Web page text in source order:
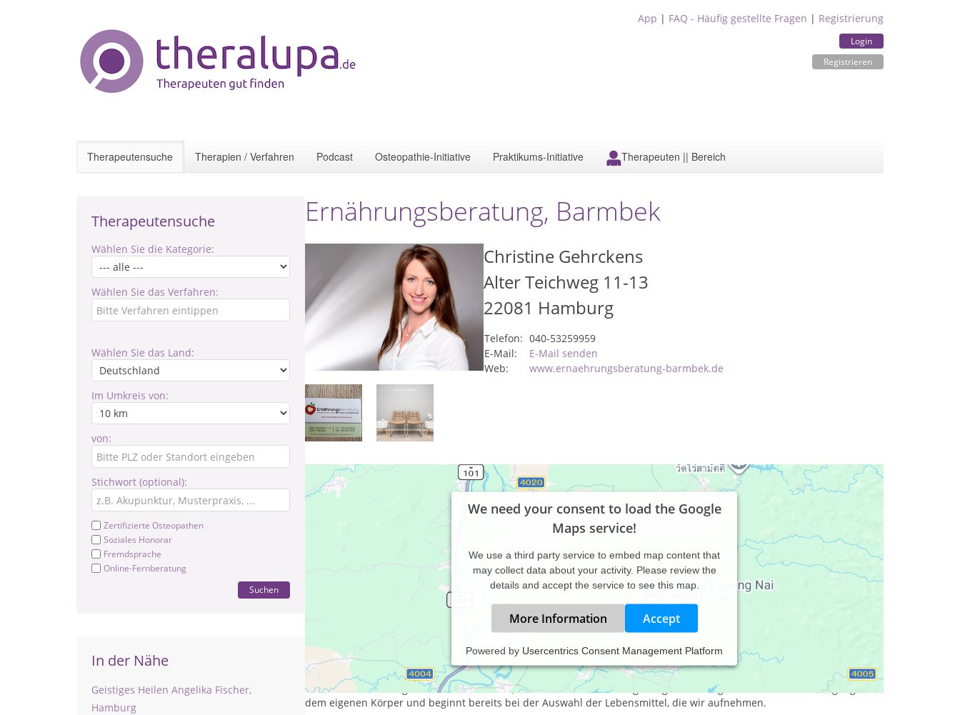
App | FAQ - Häufig gestellte Fragen | Registrierung
Login
Registrieren
Therapeutensuche Therapien / Verfahren Podcast Osteopathie-Initiative Praktikums-Initiative Therapeuten || Bereich
Therapeutensuche
Wählen Sie die Kategorie:
Wählen Sie das Verfahren:
Wählen Sie das Land:
Im Umkreis von:
von:
Stichwort (optional):
Zertifizierte Osteopathen
Soziales Honorar
Fremdsprache
Online-Fernberatung
Suchen
In der Nähe
Geistiges Heilen Angelika Fischer,
Hamburg
Ernährungsberatung, Barmbek
Christine Gehrckens
Alter Teichweg 11-13
22081 Hamburg
Telefon: 040-53259959
E-Mail:
E-Mail senden
Web:
www.ernaehrungsberatung-barmbek.de
We need your consent to load the Google
Maps service!
We use a third party service to embed map content that
may collect data about your activity. Please review the
details and accept the service to see this map.
More Information Accept
Powered by Usercentrics Consent Management Platform
Unser heutiges Arbeitsleben ist von Termindruck und optimaler Leistungsfähigkeit geprägt und dominiert unseren
Tagesablauf. Den eigenen Körper durch gesundes Essen und Trinken mit Energie zu versorgen wird oft hintenangestellt
oder nicht als wichtig erachtet. Wohlfühlen, Gesundheit und Leistungsfähigkeit verlangt einen achtsamen Umgang mit
dem eigenen Körper und beginnt bereits bei der Auswahl der Lebensmittel, die wir aufnehmen.